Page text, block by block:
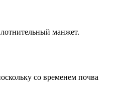
манжет.
со временем почва